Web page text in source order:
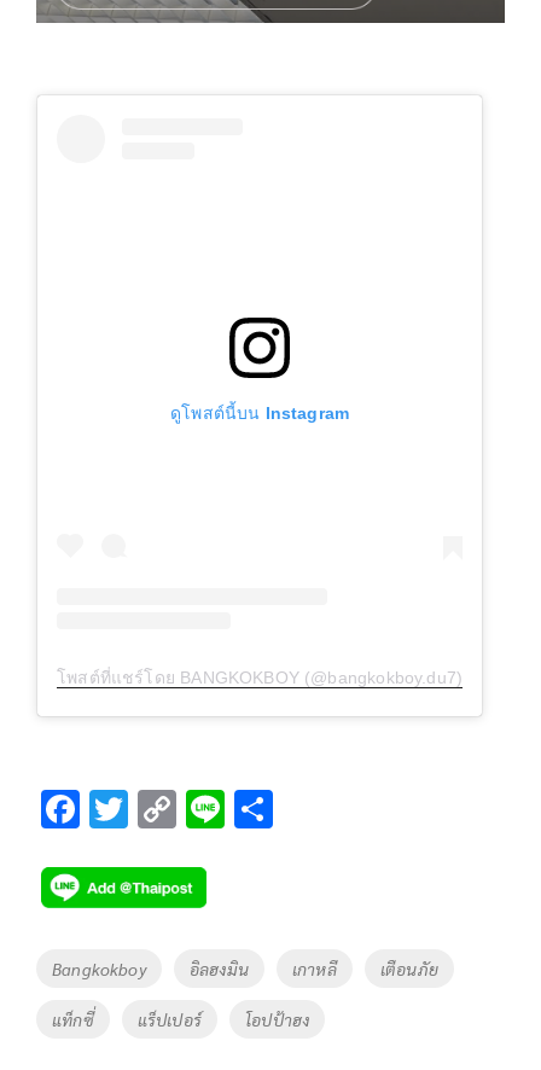
ดูโพสต์นี้บน Instagram
โพสต์ที่แชร์โดย BANGKOKBOY (@bangkokboy.du7)
F
e
b
o
o
k
T
tt
er
C
p
y
Li
n
k
Li
Tags
Bangkokboy อิลฮงมิน เกาหลี เตือนภัย
แท็กซี่ แร็ปเปอร์ โอปป้าฮง